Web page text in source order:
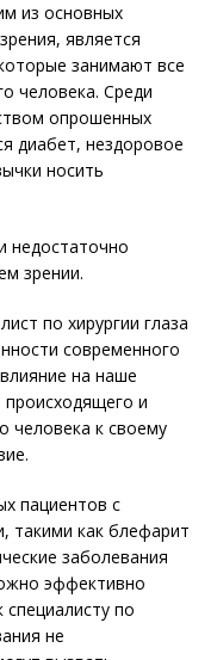
из основных
является
занимают все
человека. Среди
опрошенных
диабет, нездоровое
носить
недостаточно
зрении.
по хирургии глаза
современного
на наше
и
человека к своему
пациентов с
такими как блефарит
заболевания
эффективно
по
не